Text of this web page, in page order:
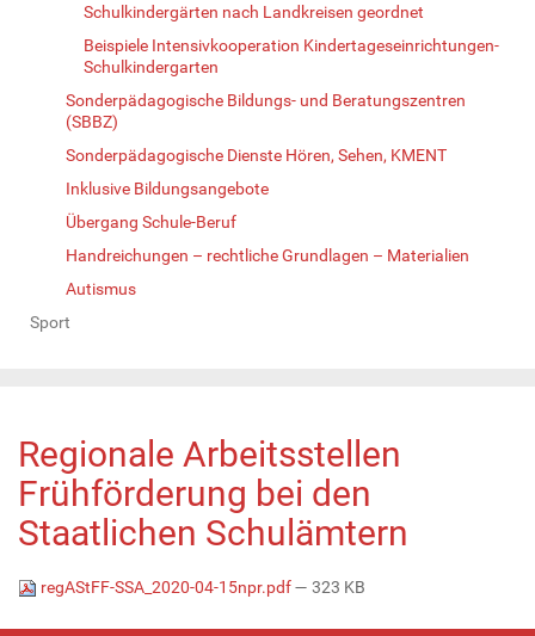
Schulkindergärten nach Landkreisen geordnet
Beispiele Intensivkooperation Kindertageseinrichtungen-
Schulkindergarten
Sonderpädagogische Bildungs- und Beratungszentren
(SBBZ)
Sonderpädagogische Dienste Hören, Sehen, KMENT
Inklusive Bildungsangebote
Übergang Schule-Beruf
Handreichungen – rechtliche Grundlagen – Materialien
Autismus
Sport
Regionale Arbeitsstellen
Frühförderung bei den
Staatlichen Schulämtern
regAStFF-SSA_2020-04-15npr.pdf— 323 KB